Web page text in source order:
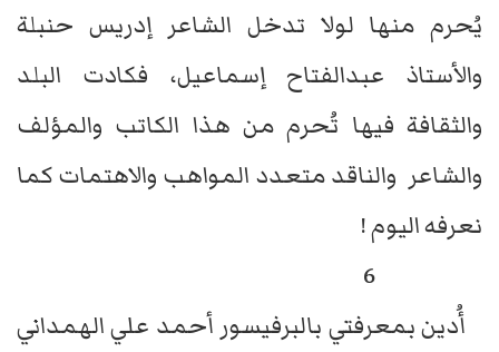
يُحرم منها لولا تدخل الشاعر إدريس حنبلة
والأستاذ عبدالفتاح إسماعيل، فكادت البلد
والثقافة فيها تُحرم من هذا الكاتب والمؤلف
والشاعر والناقد متعدد المواهب والاهتمات كما
نعرفه اليوم !
أُدين بمعرفتي بالبرفيسور أحمد علي الهمداني